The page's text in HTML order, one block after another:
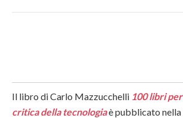
Il libro di Carlo Mazzucchelli 100 libri
critica della tecnologiaè pubblicato nella